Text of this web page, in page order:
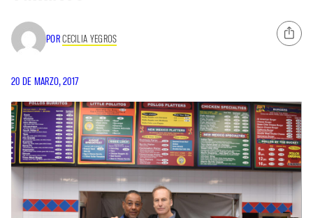
PORCECILIA YEGROS
20 DE MARZO, 2017